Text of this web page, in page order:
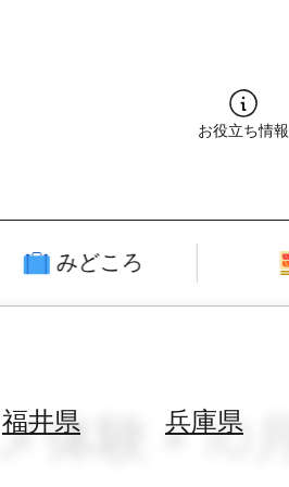
お役立ち情報
みどころ
福井県 兵庫県
体験 × 10月